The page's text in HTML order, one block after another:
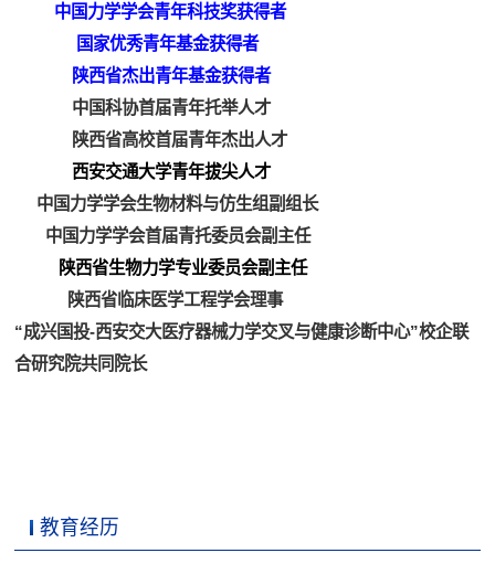
中国力学学会青年科技奖获得者
国家优秀青年基金获得者
陕西省杰出青年基金获得者
中国科协首届青年托举人才
陕西省高校首届青年杰出人才
西安交通大学青年拔尖人才
中国力学学会生物材料与仿生组副组长
中国力学学会首届青托委员会副主任
陕西省生物力学专业委员会副主任
陕西省临床医学工程学会理事
“成兴国投-西安交大医疗器械力学交叉与健康诊断中心”校企联
合研究院共同院长
教育经历